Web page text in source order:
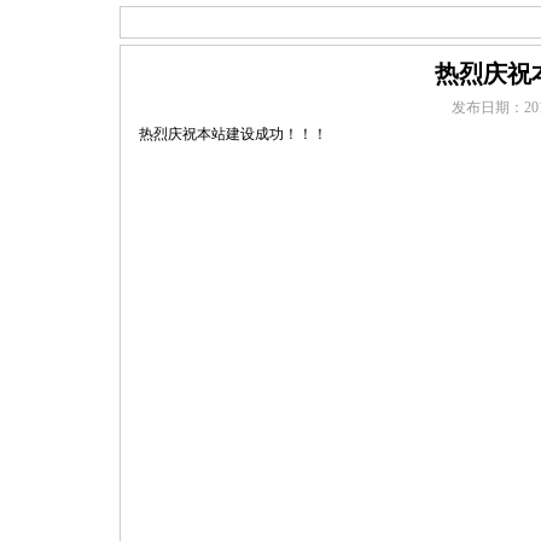
热烈庆祝
发布日期：
热烈庆祝本站建设成功！！！